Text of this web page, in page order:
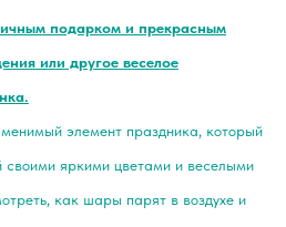
подарком и прекрасным
или другое веселое
элемент праздника, который
своими яркими цветами и веселыми
как шары парят в воздухе и